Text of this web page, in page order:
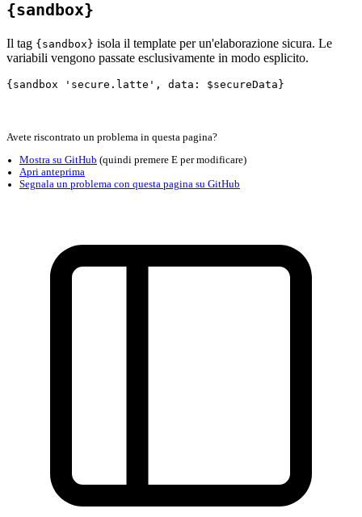
{sandbox}
Il tag {sandbox} isola il template per un'elaborazione sicura. Le
variabili vengono passate esclusivamente in modo esplicito.